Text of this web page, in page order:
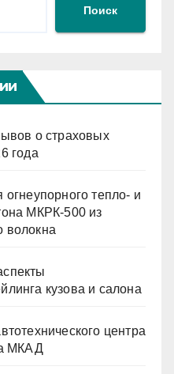
Поиск
о страховых
года
огнеупорного тепло- и
МКРК-500 из
волокна
кузова и салона
центра
МКАД